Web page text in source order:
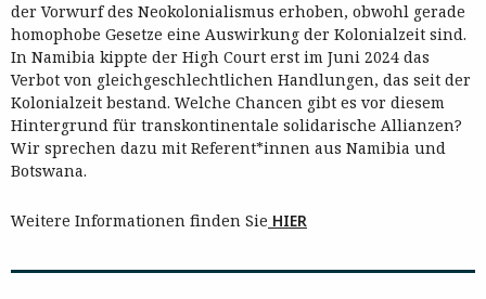
der Vorwurf des Neokolonialismus erhoben, obwohl gerade
homophobe Gesetze eine Auswirkung der Kolonialzeit sind.
In Namibia kippte der High Court erst im Juni 2024 das
Verbot von gleichgeschlechtlichen Handlungen, das seit der
Kolonialzeit bestand. Welche Chancen gibt es vor diesem
Hintergrund für transkontinentale solidarische Allianzen?
Wir sprechen dazu mit Referent*innen aus Namibia und
Botswana.
Weitere Informationen finden Sie HIER